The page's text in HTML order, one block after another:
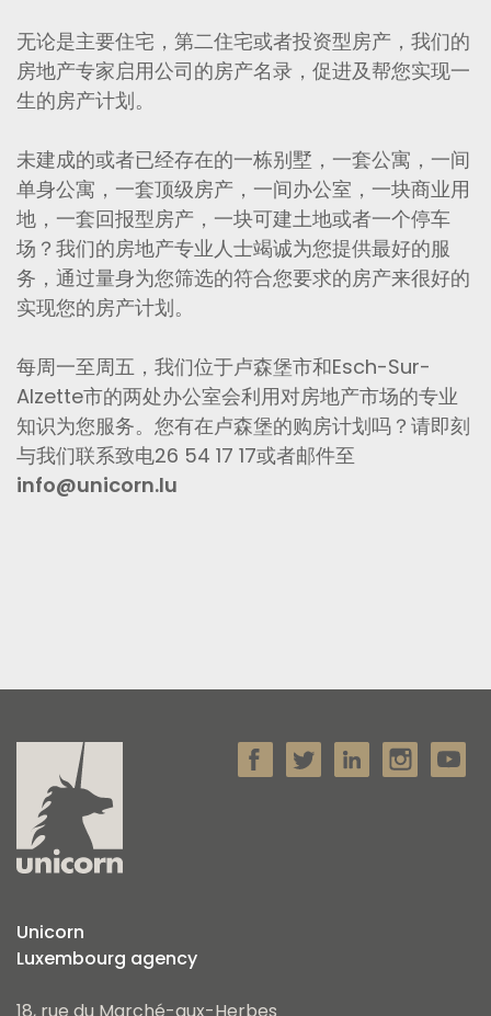
无论是主要住宅，第二住宅或者投资型房产，我们的
房地产专家启用公司的房产名录，促进及帮您实现一
生的房产计划。
未建成的或者已经存在的一栋别墅，一套公寓，一间
单身公寓，一套顶级房产，一间办公室，一块商业用
地，一套回报型房产，一块可建土地或者一个停车
场？我们的房地产专业人士竭诚为您提供最好的服
务，通过量身为您筛选的符合您要求的房产来很好的
实现您的房产计划。
每周一至周五，我们位于卢森堡市和Esch-Sur-
Alzette市的两处办公室会利用对房地产市场的专业
知识为您服务。您有在卢森堡的购房计划吗？请即刻
与我们联系致电26 54 17 17或者邮件至
info@unicorn.lu
Unicorn
Luxembourg agency